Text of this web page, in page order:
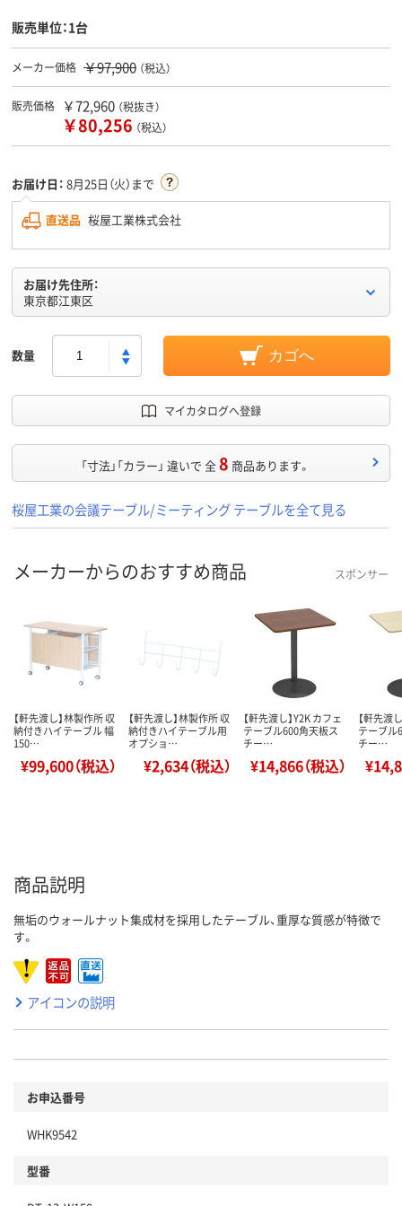
販売単位：1台
メーカー価格 ￥97,900 （税込）
販売価格 ￥72,960 （税抜き）
￥80,256 （税込）
お届け日： 8月25日（火）まで
直送品 桜屋工業株式会社
お届け先住所：
東京都江東区
数量 カゴへ
マイカタログへ登録
「寸法」「カラー」 違いで 全8 商品あります。
桜屋工業の会議テーブル/ミーティング テーブルを全て見る
メーカーからのおすすめ商品 スポンサー
【軒先渡し】林製作所 収
納付きハイテーブル 幅
150…
¥99,600（税込）
【軒先渡し】林製作所 収
納付きハイテーブル用
オプショ…
¥2,634（税込）
【軒先渡し】Y2K カフェ
テーブル600角天板ス
チー…
¥14,866（税込）
【軒先渡
テーブル
チー…
商品説明
無垢のウォールナット集成材を採用したテーブル、重厚な質感が特徴で
す。
アイコンの説明
お申込番号
WHK9542
型番